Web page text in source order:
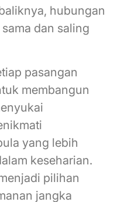
hubungan
dan saling
pasangan
membangun
yang lebih
keseharian.
pilihan
jangka